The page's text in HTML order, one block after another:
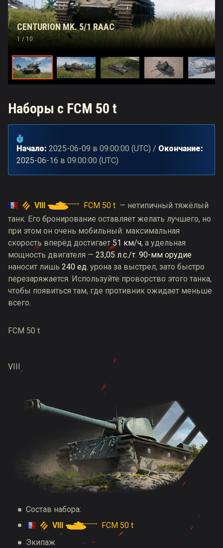
CENTURION MK. 5/1 RAAC
1 / 10
Наборы с FCM 50 t
Начало: 2025-06-09 в 09:00:00 (UTC) / Окончание:
2025-06-16 в 09:00:00 (UTC)
VIII FCM 50 t — нетипичный тяжёлый
танк. Его бронирование оставляет желать лучшего, но
при этом он очень мобильный: максимальная
скорость вперёд достигает 51 км/ч, а удельная
мощность двигателя — 23,05 л.с./т 90-мм орудие
наносит лишь 240 ед. урона за выстрел, зато быстро
перезаряжается. Используйте проворство этого танка,
чтобы появиться там, где противник ожидает меньше
всего.
FCM 50 t
VIII
Состав набора:
VIII
FCM 50 t
Экипаж